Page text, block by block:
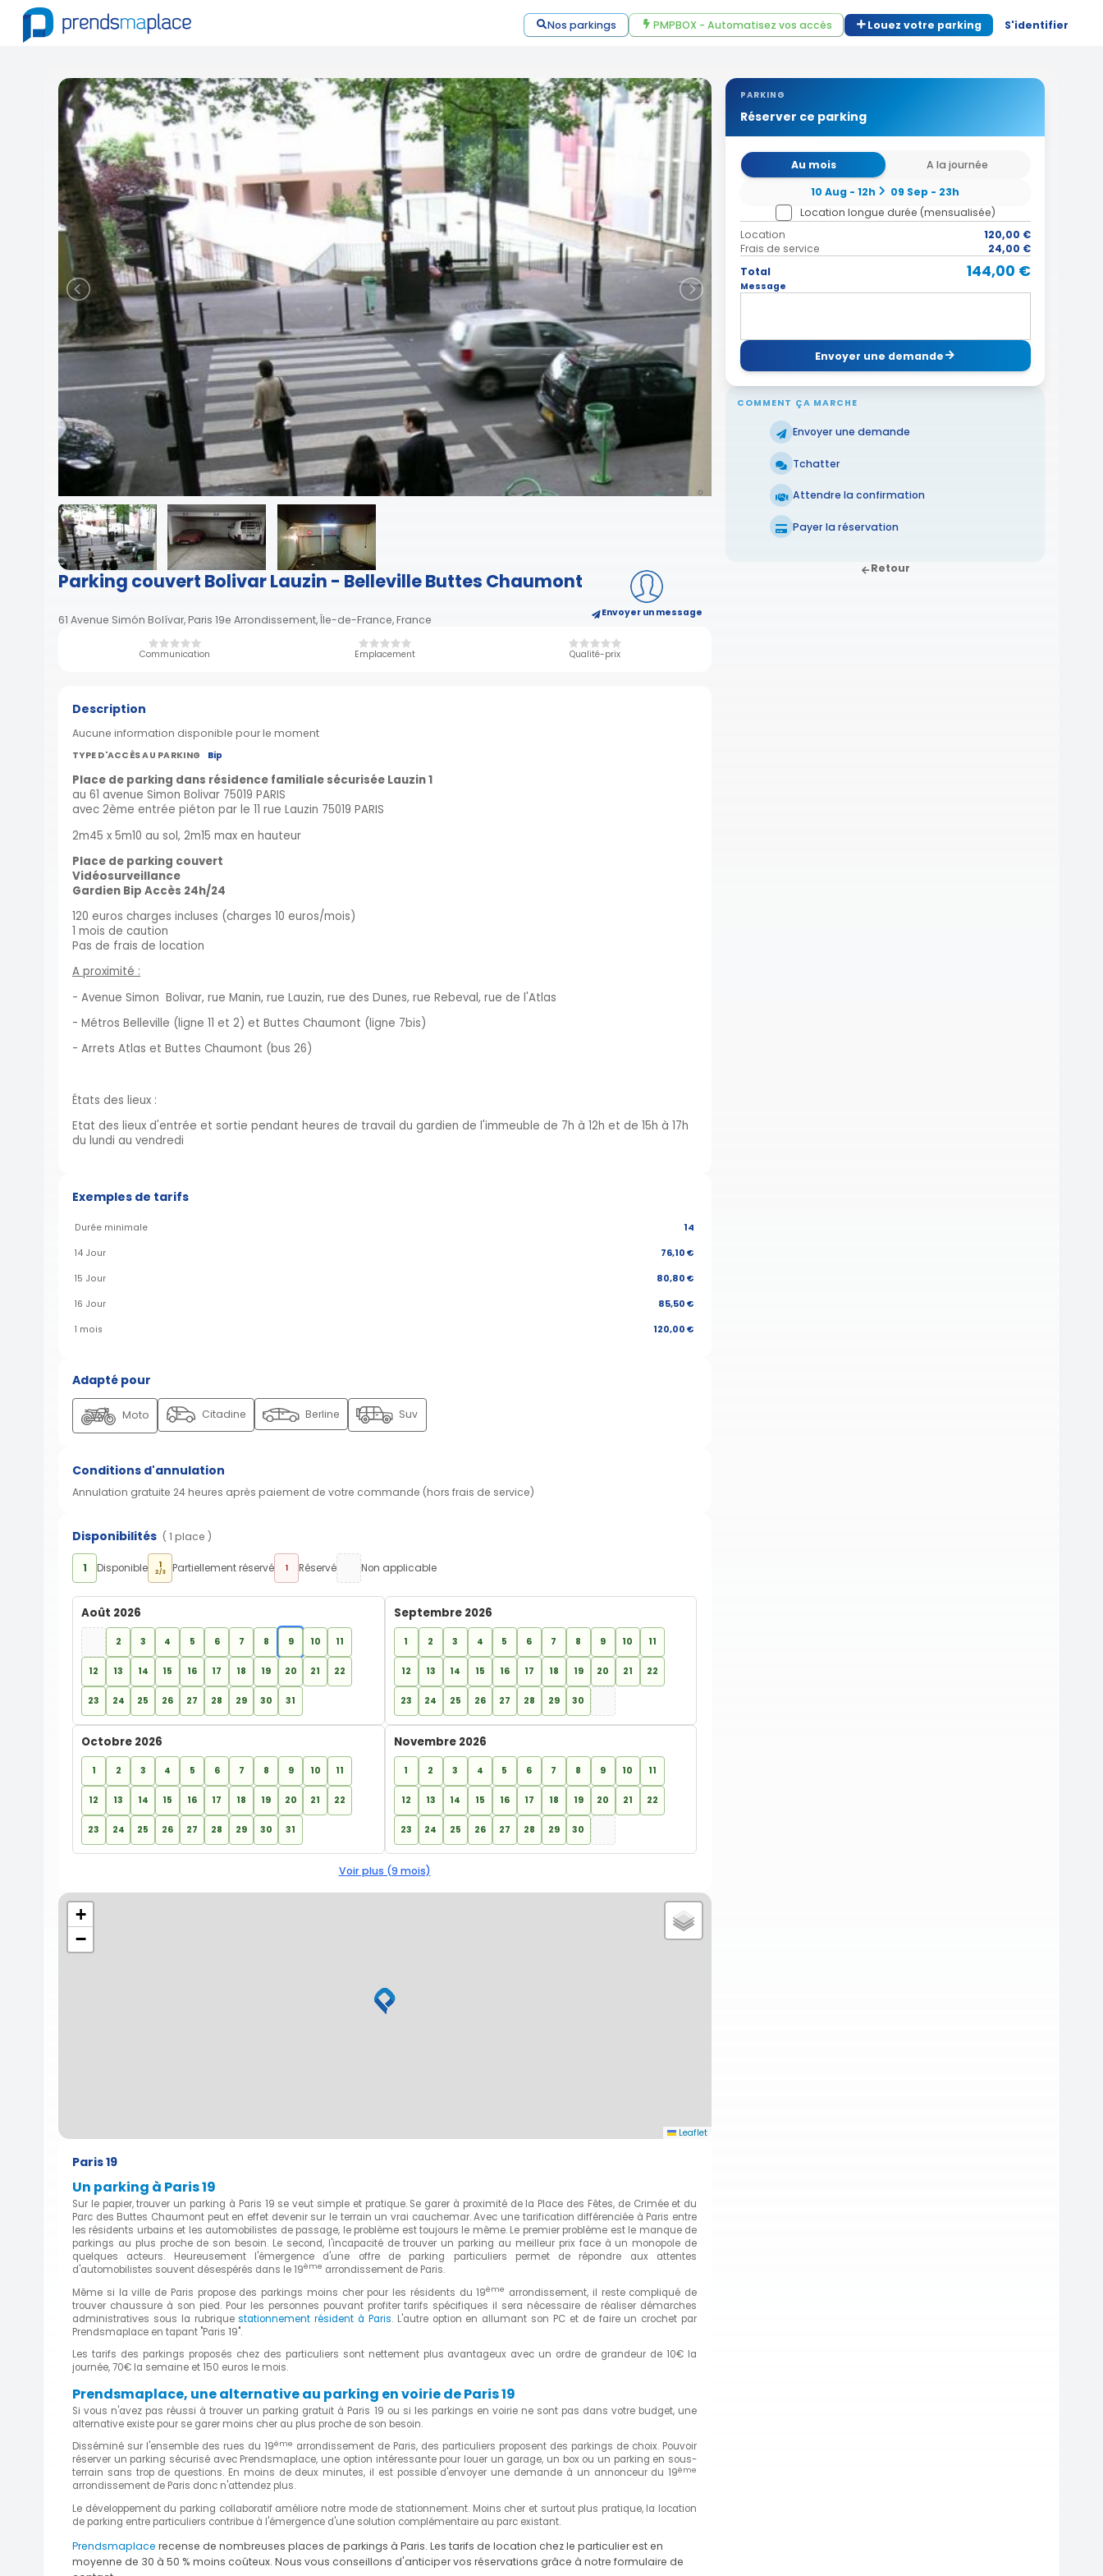
Nos parkings PMPBOX - Automatisez vos accès Louez votre parking S'identifier
Parking couvert Bolivar Lauzin - Belleville Buttes Chaumont
61 Avenue Simón Bolívar, Paris 19e Arrondissement, Île-de-France, France Envoyer un message
Communication Emplacement Qualité-prix
PARKING
Réserver ce parking
Au mois
A la journée
10 Aug - 12h
09 Sep - 23h
Location longue durée (mensualisée)
Location
120,00 €
Frais de service
24,00 €
Total
144,00 €
Message
Envoyer une demande
COMMENT ÇA MARCHE
Envoyer une demande
Tchatter
Attendre la confirmation
Payer la réservation
Retour
Description
Aucune information disponible pour le moment
TYPE D'ACCÈS AU PARKING Bip
Place de parking dans résidence familiale sécurisée Lauzin 1
au 61 avenue Simon Bolivar 75019 PARIS
avec 2ème entrée piéton par le 11 rue Lauzin 75019 PARIS
2m45 x 5m10 au sol, 2m15 max en hauteur
Place de parking couvert
Vidéosurveillance
Gardien Bip Accès 24h/24
120 euros charges incluses (charges 10 euros/mois)
1 mois de caution
Pas de frais de location
A proximité :
- Avenue Simon Bolivar, rue Manin, rue Lauzin, rue des Dunes, rue Rebeval, rue de l'Atlas
- Métros Belleville (ligne 11 et 2) et Buttes Chaumont (ligne 7bis)
- Arrets Atlas et Buttes Chaumont (bus 26)
États des lieux :
Etat des lieux d'entrée et sortie pendant heures de travail du gardien de l'immeuble de 7h à 12h et de 15h à 17h
du lundi au vendredi
Exemples de tarifs
Durée minimale 14
14 Jour 76,10 €
15 Jour 80,80 €
16 Jour 85,50 €
1 mois 120,00 €
Adapté pour
Moto Citadine Berline Suv
Conditions d'annulation
Annulation gratuite 24 heures après paiement de votre commande (hors frais de service)
Disponibilités ( 1 place )
1 Disponible 1
2/3 Partiellement réservé 1 Réservé Non applicable
Août 2026
2 3 4 5 6 7 8 9 10 11
12 13 14 15 16 17 18 19 20 21 22
23 24 25 26 27 28 29 30 31
Septembre 2026
1 2 3 4 5 6 7 8 9 10 11
12 13 14 15 16 17 18 19 20 21 22
23 24 25 26 27 28 29 30
Octobre 2026
1 2 3 4 5 6 7 8 9 10 11
12 13 14 15 16 17 18 19 20 21 22
23 24 25 26 27 28 29 30 31
Novembre 2026
1 2 3 4 5 6 7 8 9 10 11
12 13 14 15 16 17 18 19 20 21 22
23 24 25 26 27 28 29 30
Voir plus (9 mois)
+
−
Leaflet
Paris 19
Un parking à Paris 19
Sur le papier, trouver un parking à Paris 19 se veut simple et pratique. Se garer à proximité de la Place des Fêtes, de Crimée et du
Parc des Buttes Chaumont peut en effet devenir sur le terrain un vrai cauchemar. Avec une tarification différenciée à Paris entre
les résidents urbains et les automobilistes de passage, le problème est toujours le même. Le premier problème est le manque de
parkings au plus proche de son besoin. Le second, l'incapacité de trouver un parking au meilleur prix face à un monopole de
quelques acteurs. Heureusement l'émergence d'une offre de parking particuliers permet de répondre aux attentes
d'automobilistes souvent désespérés dans le 19ème arrondissement de Paris.
Même si la ville de Paris propose des parkings moins cher pour les résidents du 19ème arrondissement, il reste compliqué de
trouver chaussure à son pied. Pour les personnes pouvant profiter tarifs spécifiques il sera nécessaire de réaliser démarches
administratives sous la rubriquestationnement résident à Paris. L'autre option en allumant son PC et de faire un crochet par
Prendsmaplace en tapant "Paris 19".
Les tarifs des parkings proposés chez des particuliers sont nettement plus avantageux avec un ordre de grandeur de 10€ la
journée, 70€ la semaine et 150 euros le mois.
Prendsmaplace, une alternative au parking en voirie de Paris 19
Si vous n'avez pas réussi à trouver un parking gratuit à Paris 19 ou si les parkings en voirie ne sont pas dans votre budget, une
alternative existe pour se garer moins cher au plus proche de son besoin.
Disséminé sur l'ensemble des rues du 19ème arrondissement de Paris, des particuliers proposent des parkings de choix. Pouvoir
réserver un parking sécurisé avec Prendsmaplace, une option intéressante pour louer un garage, un box ou un parking en sous-
terrain sans trop de questions. En moins de deux minutes, il est possible d'envoyer une demande à un annonceur du 19ème
arrondissement de Paris donc n'attendez plus.
Le développement du parking collaboratif améliore notre mode de stationnement. Moins cher et surtout plus pratique, la location
de parking entre particuliers contribue à l'émergence d'une solution complémentaire au parc existant.
Prendsmaplace recense de nombreuses places de parkings à Paris. Les tarifs de location chez le particulier est en
moyenne de 30 à 50 % moins coûteux. Nous vous conseillons d'anticiper vos réservations grâce à notre formulaire de